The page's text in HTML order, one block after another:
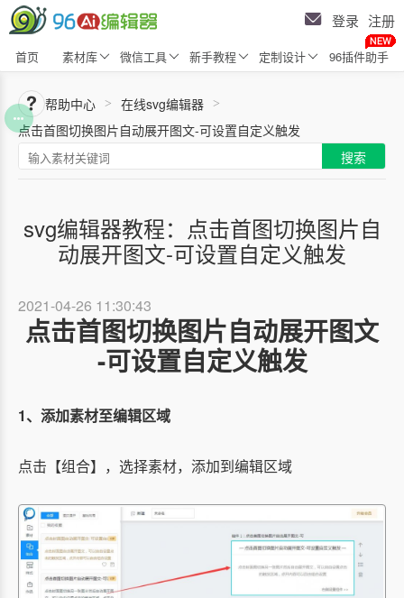
首页 素材库 微信工具 新手教程 定制设计 96插件助手
登录 注册
帮助中心 > 在线svg编辑器 >
点击首图切换图片自动展开图文-可设置自定义触发
搜索
svg编辑器教程：点击首图切换图片自
动展开图文-可设置自定义触发
2021-04-26 11:30:43
点击首图切换图片自动展开图文
-可设置自定义触发
1、添加素材至编辑区域
点击【组合】，选择素材，添加到编辑区域